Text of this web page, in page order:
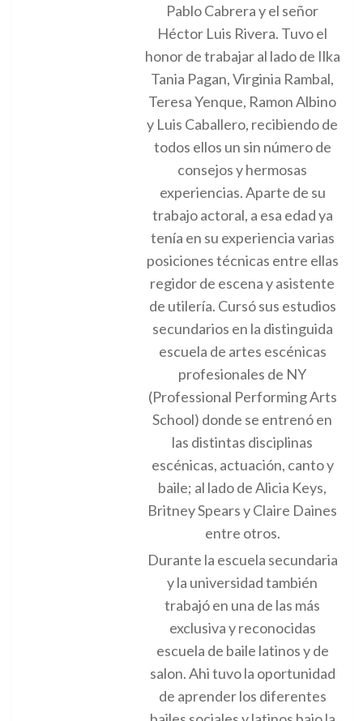
Pablo Cabrera y el señor
Héctor Luis Rivera. Tuvo el
honor de trabajar al lado de Ilka
Tania Pagan, Virginia Rambal,
Teresa Yenque, Ramon Albino
y Luis Caballero, recibiendo de
todos ellos un sin número de
consejos y hermosas
experiencias. Aparte de su
trabajo actoral, a esa edad ya
tenía en su experiencia varias
posiciones técnicas entre ellas
regidor de escena y asistente
de utilería. Cursó sus estudios
secundarios en la distinguida
escuela de artes escénicas
profesionales de NY
(Professional Performing Arts
School) donde se entrenó en
las distintas disciplinas
escénicas, actuación, canto y
baile; al lado de Alicia Keys,
Britney Spears y Claire Daines
entre otros.
Durante la escuela secundaria
y la universidad también
trabajó en una de las más
exclusiva y reconocidas
escuela de baile latinos y de
salon. Ahi tuvo la oportunidad
de aprender los diferentes